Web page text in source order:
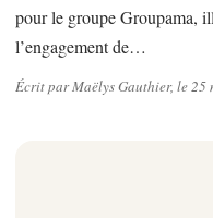
pour le groupe Groupama,
l’engagement de…
Écrit par Maëlys Gauthier, le 25